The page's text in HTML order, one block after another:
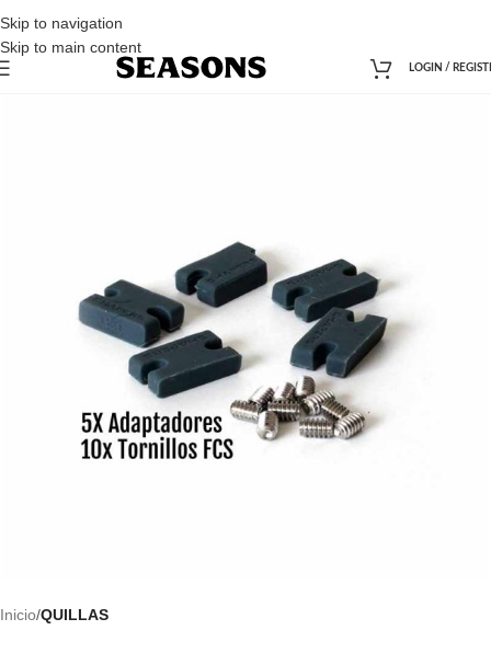
Skip to navigation
Skip to main content
LOGIN /
Inicio QUILLAS